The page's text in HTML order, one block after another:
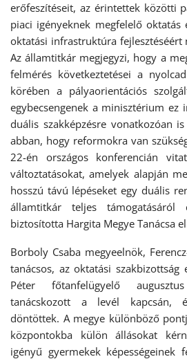
erőfeszítéseit, az érintettek közötti
piaci igényeknek megfelelő oktatás
oktatási infrastruktúra
Az államtitkár megjegyzi, hogy a
felmérés következtetései a
körében a pályaorientációs
egybecsengenek a minisztérium ez
duális szakképzésre vonatkozóan
abban, hogy reformokra van
22-én országos konferencián
változtatásokat, amelyek alapján
hosszú távú lépéseket egy duális
államtitkár teljes támogatásáról
biztosította Hargita Megye Tanácsa
Borboly Csaba megyeelnök,
tanácsos, az oktatási
Péter főtanfelügyelő
tanácskozott a levél kapcsán,
döntöttek. A megye különböző
központokba külön állásokat
igényű gyermekek képességeinek